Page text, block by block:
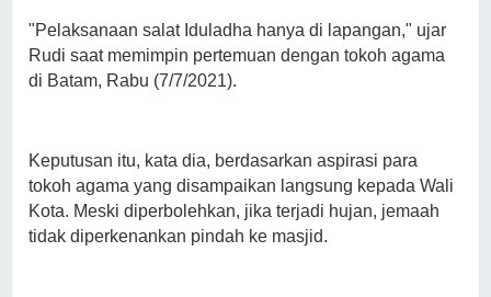
"Pelaksanaan salat Iduladha hanya di lapangan," ujar
Rudi saat memimpin pertemuan dengan tokoh agama
di Batam, Rabu (7/7/2021).
Keputusan itu, kata dia, berdasarkan aspirasi para
tokoh agama yang disampaikan langsung kepada Wali
Kota. Meski diperbolehkan, jika terjadi hujan, jemaah
tidak diperkenankan pindah ke masjid.